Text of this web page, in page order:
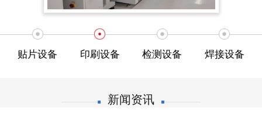
贴片设备 印刷设备 检测设备 焊接设备
新闻资讯